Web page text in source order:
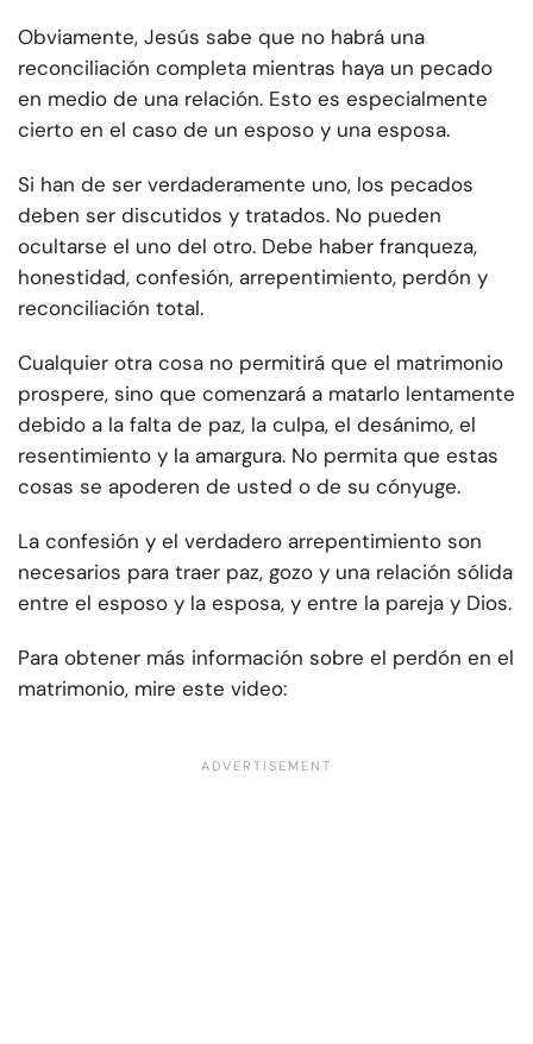
Obviamente, Jesús sabe que no habrá una
reconciliación completa mientras haya un pecado
en medio de una relación. Esto es especialmente
cierto en el caso de un esposo y una esposa.
Si han de ser verdaderamente uno, los pecados
deben ser discutidos y tratados. No pueden
ocultarse el uno del otro. Debe haber franqueza,
honestidad, confesión, arrepentimiento, perdón y
reconciliación total.
Cualquier otra cosa no permitirá que el matrimonio
prospere, sino que comenzará a matarlo lentamente
debido a la falta de paz, la culpa, el desánimo, el
resentimiento y la amargura. No permita que estas
cosas se apoderen de usted o de su cónyuge.
La confesión y el verdadero arrepentimiento son
necesarios para traer paz, gozo y una relación sólida
entre el esposo y la esposa, y entre la pareja y Dios.
Para obtener más información sobre el perdón en el
matrimonio, mire este video: